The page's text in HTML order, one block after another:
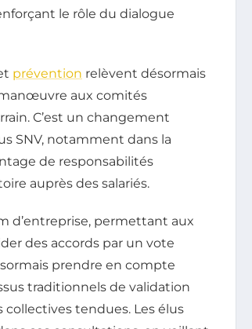
le rôle du dialogue
prévention relèvent désormais
aux comités
C’est un changement
SNV, notamment dans la
de responsabilités
auprès des salariés.
d’entreprise, permettant aux
des accords par un vote
prendre en compte
traditionnels de validation
tendues. Les élus